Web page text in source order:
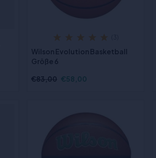
Wilson Evolution Basketball
Größe 6
€83,00 €58,00